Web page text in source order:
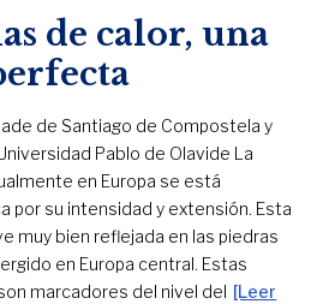
de calor, una
de Santiago de Compostela y
Pablo de Olavide La
en Europa se está
por su intensidad y extensión. Esta
muy bien reflejada en las piedras
en Europa central. Estas
marcadores del nivel del [Leer